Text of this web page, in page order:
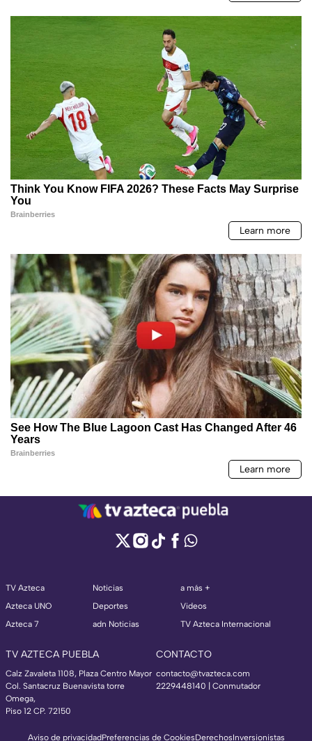
TV Azteca
Azteca UNO
Azteca 7
Noticias
Deportes
adn Noticias
a más +
Videos
TV Azteca Internacional
TV AZTECA PUEBLA
Calz Zavaleta 1108, Plaza Centro Mayor
Col. Santacruz Buenavista torre
Omega,
Piso 12 CP. 72150
CONTACTO
contacto@tvazteca.com
2229448140 | Conmutador
Aviso de privacidadPreferencias de CookiesDerechosInversionistas